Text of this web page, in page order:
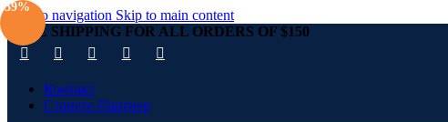
Skip to navigation Skip to main content
FREE SHIPPING FOR ALL ORDERS OF $150
Контакт
Станете Партнер
-39%